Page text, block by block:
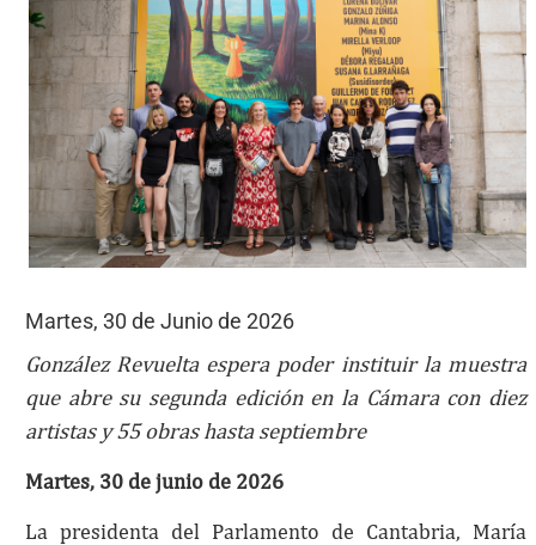
Martes, 30 de Junio de 2026
González Revuelta espera poder instituir la muestra
que abre su segunda edición en la Cámara con diez
artistas y 55 obras hasta septiembre
Martes, 30 de junio de 2026
La presidenta del Parlamento de Cantabria, María